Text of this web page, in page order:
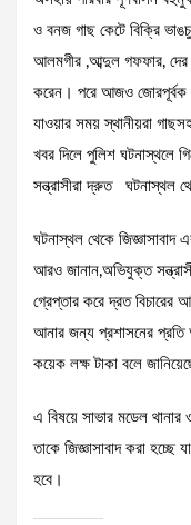
ও বনজ গাছ কেটে বিক্রি
আলমগীর ,আব্দুল গফফার, দের
করেন। পরে আজও জোরপূর্বক
যাওয়ার সময় স্থানীয়রা
খবর দিলে পুলিশ
সন্ত্রাসীরা দ্রুত ঘটনাস্থল
ঘটনাস্থল থেকে
আরও জানান,অভিযুক্ত
গ্রেপ্তার করে দ্রত
আনার জন্য প্রশাসনের প্রতি
কয়েক লক্ষ টাকা বলে
এ বিষয়ে সাভার মডেল
তাকে জিজ্ঞাসাবাদ করা
হবে।